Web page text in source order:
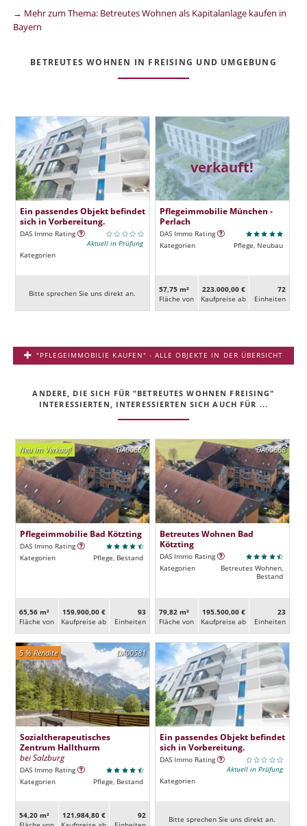
→ Mehr zum Thema: Betreutes Wohnen als Kapitalanlage kaufen in
Bayern
BETREUTES WOHNEN IN FREISING UND UMGEBUNG
Ein passendes Objekt befindet
sich in Vorbereitung.
DAS Immo Rating
Aktuell in Prüfung
Kategorien
Bitte sprechen Sie uns direkt an.
verkauft!
Pflegeimmobilie München -
Perlach
DAS Immo Rating
Kategorien
Pflege, Neubau
57,75 m²
Fläche von
223.000,00 €
Kaufpreise ab
72
Ein­heiten
"PFLEGEIMMOBILIE KAUFEN" - ALLE OBJEKTE IN DER ÜBERSICHT
ANDERE, DIE SICH FÜR "BETREUTES WOHNEN FREISING"
INTERESSIERTEN, INTERESSIERTEN SICH AUCH FÜR ...
DA00667
Neu im Verkauf!
Pflegeimmobilie Bad Kötzting
DAS Immo Rating
Kategorien
Pflege, Bestand
65,56 m²
Fläche von
159.900,00 €
Kaufpreise ab
93
Ein­heiten
DA00668
Betreutes Wohnen Bad
Kötzting
DAS Immo Rating
Kategorien
Betreutes Wohnen,
Bestand
79,82 m²
Fläche von
195.500,00 €
Kaufpreise ab
23
Ein­heiten
DA00581
5 % Rendite
Sozialtherapeutisches
Zentrum Hallthurm
bei Salzburg
DAS Immo Rating
Kategorien
Pflege, Bestand
54,20 m²
121.984,80 €
92
Ein passendes Objekt befindet
sich in Vorbereitung.
DAS Immo Rating
Aktuell in Prüfung
Kategorien
Bitte sprechen Sie uns direkt an.